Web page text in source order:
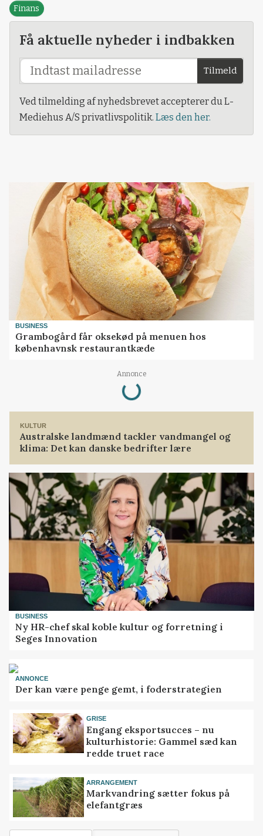
Finans
Få aktuelle nyheder i indbakken
Tilmeld
Ved tilmelding af nyhedsbrevet accepterer du L-
Mediehus A/S privatlivspolitik. Læs den her.
BUSINESS
Grambogård får oksekød på menuen hos
københavnsk restaurantkæde
Annonce
Loading...
KULTUR
Australske landmænd tackler vandmangel og
klima: Det kan danske bedrifter lære
BUSINESS
Ny HR-chef skal koble kultur og forretning i
Seges Innovation
ANNONCE
Der kan være penge gemt, i foderstrategien
GRISE
Engang eksportsucces – nu
kulturhistorie: Gammel sæd kan
redde truet race
ARRANGEMENT
Markvandring sætter fokus på
elefantgræs